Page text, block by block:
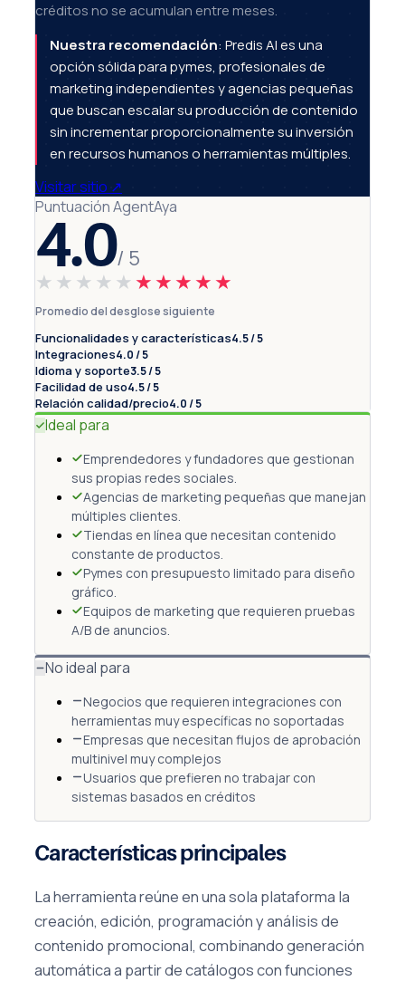
créditos no se acumulan entre meses.
Nuestra recomendación: Predis AI es una
opción sólida para pymes, profesionales de
marketing independientes y agencias pequeñas
que buscan escalar su producción de contenido
sin incrementar proporcionalmente su inversión
en recursos humanos o herramientas múltiples.
Visitar sitio ↗
Puntuación AgentAya
4.0/ 5
★★★★★ ★★★★★
Promedio del desglose siguiente
Funcionalidades y características4.5 / 5
Integraciones4.0 / 5
Idioma y soporte3.5 / 5
Facilidad de uso4.5 / 5
Relación calidad/precio4.0 / 5
Ideal para
Emprendedores y fundadores que gestionan
sus propias redes sociales.
Agencias de marketing pequeñas que manejan
múltiples clientes.
Tiendas en línea que necesitan contenido
constante de productos.
Pymes con presupuesto limitado para diseño
gráfico.
Equipos de marketing que requieren pruebas
A/B de anuncios.
No ideal para
Negocios que requieren integraciones con
herramientas muy específicas no soportadas
Empresas que necesitan flujos de aprobación
multinivel muy complejos
Usuarios que prefieren no trabajar con
sistemas basados en créditos
Características principales
La herramienta reúne en una sola plataforma la
creación, edición, programación y análisis de
contenido promocional, combinando generación
automática a partir de catálogos con funciones